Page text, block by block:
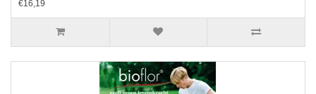
€16,19